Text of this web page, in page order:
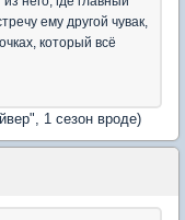
ему другой чувак,
который всё
1 сезон вроде)